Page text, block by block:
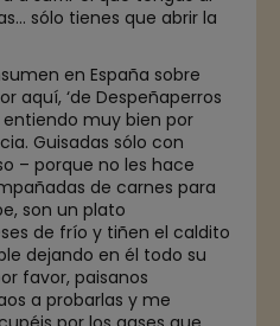
sólo tienes que abrir la
en España sobre
aquí, ‘de Despeñaperros
entiendo muy bien por
Guisadas sólo con
– porque no les hace
de carnes para
son un plato
de frío y tiñen el caldito
dejando en él todo su
favor, paisanos
a probarlas y me